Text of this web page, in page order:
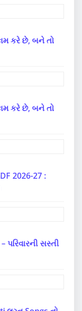
કરે છે, બને તો
કરે છે, બને તો
2026-27 :
પરિવારની સસ્તી